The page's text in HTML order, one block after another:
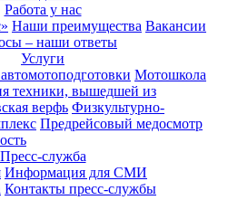
Работа у нас
Наши преимущества Вакансии
– наши ответы
Услуги
Мотошкола
техники, вышедшей из
верфь Физкультурно-
Предрейсовый медосмотр
Пресс-служба
Информация для СМИ
Контакты пресс-службы